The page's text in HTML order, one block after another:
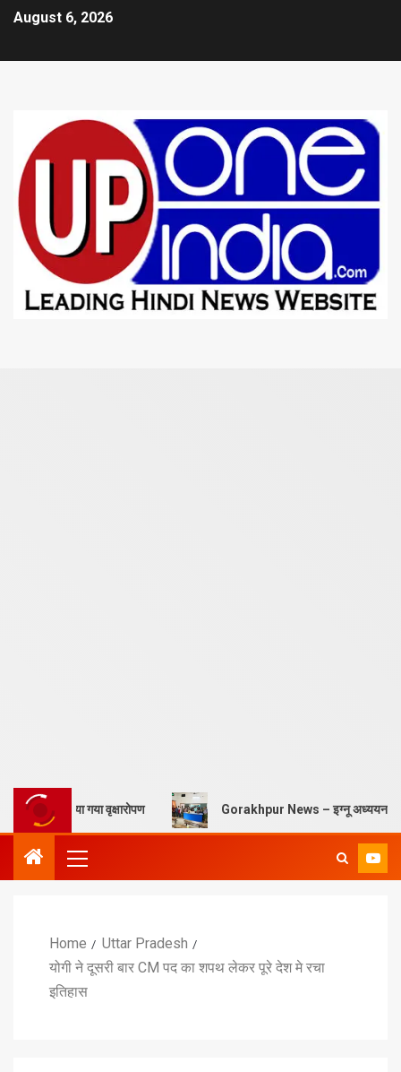
August 6, 2026
गया वृक्षारोपण Gorakhpur News – इग्नू अध्ययन केंद्र सेंट एंड्रयूज
Home
Uttar Pradesh
योगी ने दूसरी बार CM पद का शपथ लेकर पूरे देश मे रचा
इतिहास